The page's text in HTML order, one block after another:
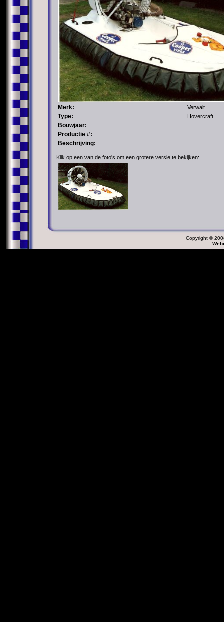
Merk: Verwalt
Type: Hovercraft
Bouwjaar:
Productie #:
Beschrijving:
Klik op een van de foto's om een grotere versie te bekijken:
Copyright ©